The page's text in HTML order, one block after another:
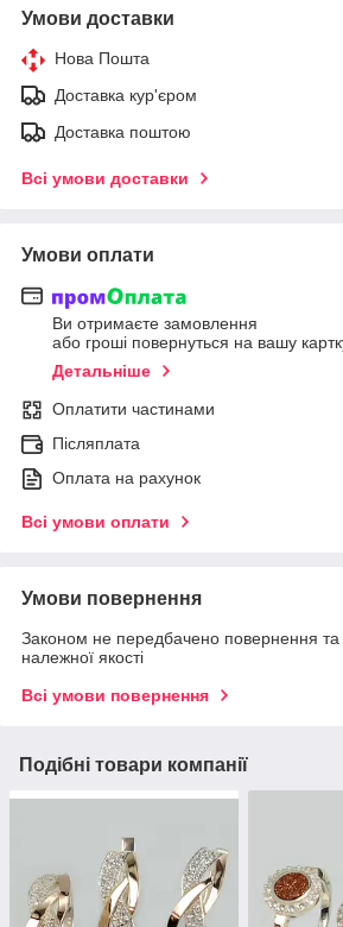
Умови доставки
Нова Пошта
Доставка кур'єром
Доставка поштою
Всі умови доставки
Умови оплати
Ви отримаєте замовлення
або гроші повернуться на вашу
Детальніше
Оплатити частинами
Післяплата
Оплата на рахунок
Всі умови оплати
Умови повернення
Законом не передбачено повернення та
належної якості
Всі умови повернення
Подібні товари компанії